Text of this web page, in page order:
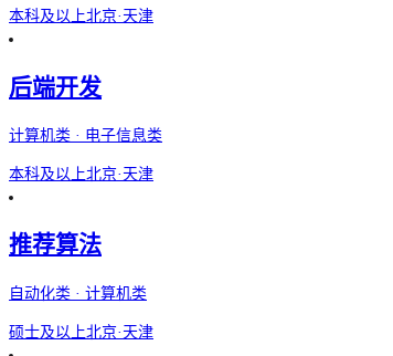
本科及以上北京·天津
后端开发
计算机类 · 电子信息类
本科及以上北京·天津
推荐算法
自动化类 · 计算机类
硕士及以上北京·天津